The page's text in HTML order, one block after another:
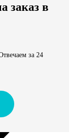
заказ в
за 24